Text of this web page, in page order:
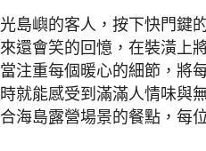
島嶼的客人，按下快門鍵
還會笑的回憶，在裝潢上
注重每個暖心的細節，將
就能感受到滿滿人情味與
海島露營場景的餐點，每